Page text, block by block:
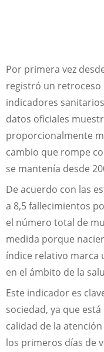
Por primera vez
registró un retroceso
indicadores
datos oficiales
proporcionalmente
cambio que rompe
se mantenía desde
De acuerdo con las
a 8,5 fallecimientos
el número total de
medida porque
índice relativo marca
en el ámbito de la
Este indicador es
sociedad, ya que
calidad de la
los primeros días de